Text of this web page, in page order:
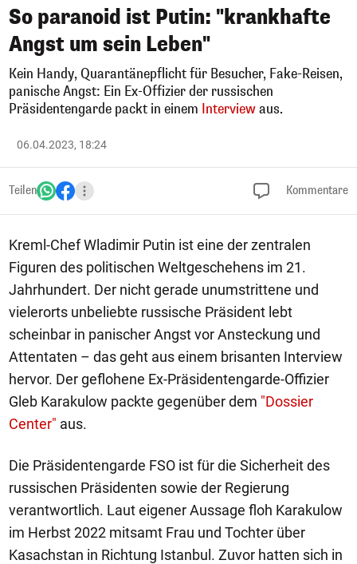
So paranoid ist Putin: "krankhafte
Angst um sein Leben"
Kein Handy, Quarantänepflicht für Besucher, Fake-Reisen,
panische Angst: Ein Ex-Offizier der russischen
Präsidentengarde packt in einem Interviewaus.
06.04.2023, 18:24
Teilen Kommentare
Kreml-Chef Wladimir Putin ist eine der zentralen
Figuren des politischen Weltgeschehens im 21.
Jahrhundert. Der nicht gerade unumstrittene und
vielerorts unbeliebte russische Präsident lebt
scheinbar in panischer Angst vor Ansteckung und
Attentaten – das geht aus einem brisanten Interview
hervor. Der geflohene Ex-Präsidentengarde-Offizier
Gleb Karakulow packte gegenüber dem "Dossier
Center" aus.
Die Präsidentengarde FSO ist für die Sicherheit des
russischen Präsidenten sowie der Regierung
verantwortlich. Laut eigener Aussage floh Karakulow
im Herbst 2022 mitsamt Frau und Tochter über
Kasachstan in Richtung Istanbul. Zuvor hatten sich in